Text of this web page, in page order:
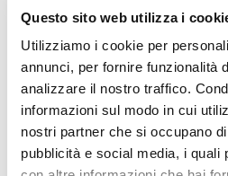
Questo sito web utilizza i
Utilizziamo i cookie per
annunci, per fornire funzionalità
analizzare il nostro traffico.
informazioni sul modo in cui
nostri partner che si occupano
pubblicità e social media, i quali
PARIMOR
Prezzo
51,45 € -23%